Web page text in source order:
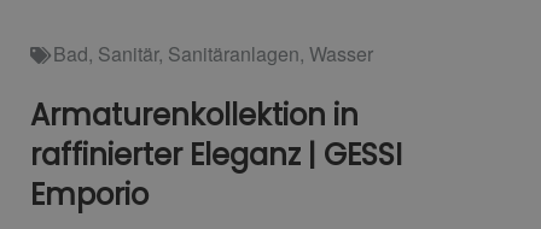
Bad, Sanitär, Sanitäranlagen, Wasser
Armaturenkollektion in
raffinierter Eleganz | GESSI
Emporio